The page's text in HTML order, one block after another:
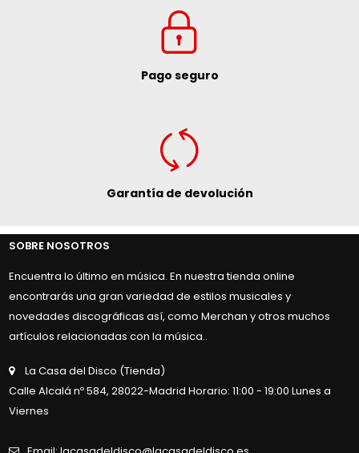
Pago seguro
Garantía de devolución
SOBRE NOSOTROS
Encuentra lo último en música. En nuestra tienda online
encontrarás una gran variedad de estilos musicales y
novedades discográficas así, como Merchan y otros muchos
artículos relacionadas con la música..
La Casa del Disco (Tienda)
Calle Alcalá nº 584, 28022-Madrid Horario: 11:00 - 19:00 Lunes a
Viernes